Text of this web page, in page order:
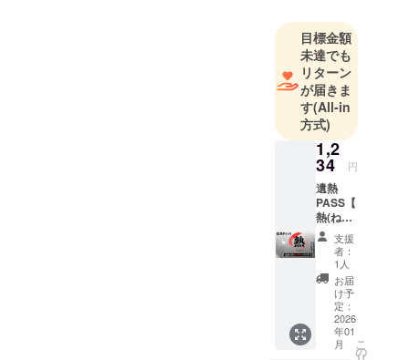
ロジェクト
に興味を
持っていた
だいた方は
ぜひ応援を
お願いしま
目標金額
未達でも
リターン
が届きま
す(All-in
方式)
1,2
34 円
遺熱
PASS【
熱(ね
つ)】◆
複数購
入OK◆
〜想い
は熱と
なり、
必ず誰
かの背
中を押
支援
者：
1人
お届
け予
定：
2026
年01
月
こ
の